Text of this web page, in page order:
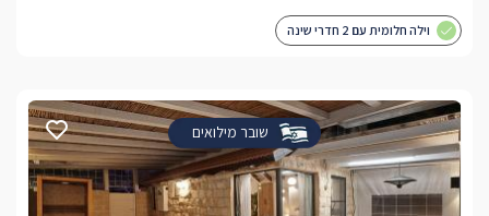
וילה חלומית עם 2 חדרי שינה
שובר מילואים